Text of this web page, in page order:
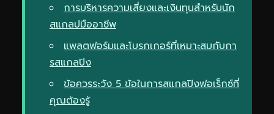
การบริหารความเสี่ยงและเงินทุนสำหรับนัก
สแกลปมืออาชีพ
แพลตฟอร์มและโบรกเกอร์ที่เหมาะสมกับกา
รสแกลปิง
ข้อควรระวัง 5 ข้อในการสแกลปิงฟอเร็กซ์ที่
คุณต้องรู้